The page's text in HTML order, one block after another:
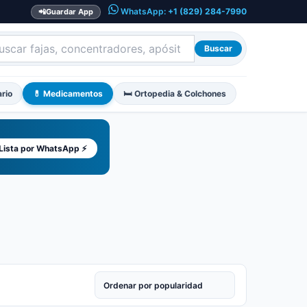
📲Guardar App WhatsApp: +1 (829) 284-7990
Buscar
💊 Medicamentos 🛏️ Ortopedia & Colchones
por WhatsApp ⚡